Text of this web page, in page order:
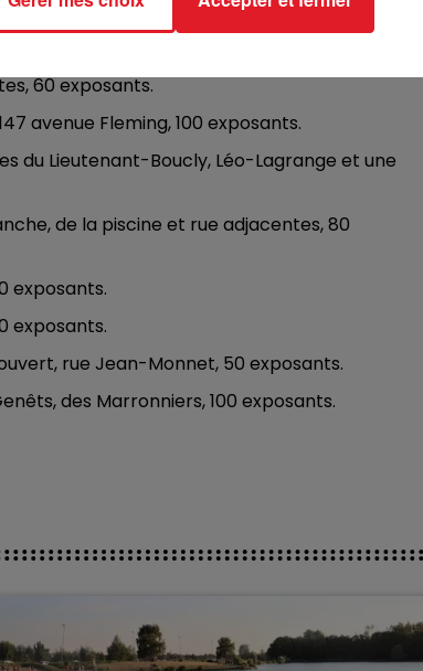
Frédéric-Vidor, de Bayenghem, 100
et Montpellier, 150 exposants.
60 exposants.
avenue Fleming, 100 exposants.
du Lieutenant-Boucly, Léo-Lagrange et une
de la piscine et rue adjacentes, 80
exposants.
exposants.
rue Jean-Monnet, 50 exposants.
des Marronniers, 100 exposants.